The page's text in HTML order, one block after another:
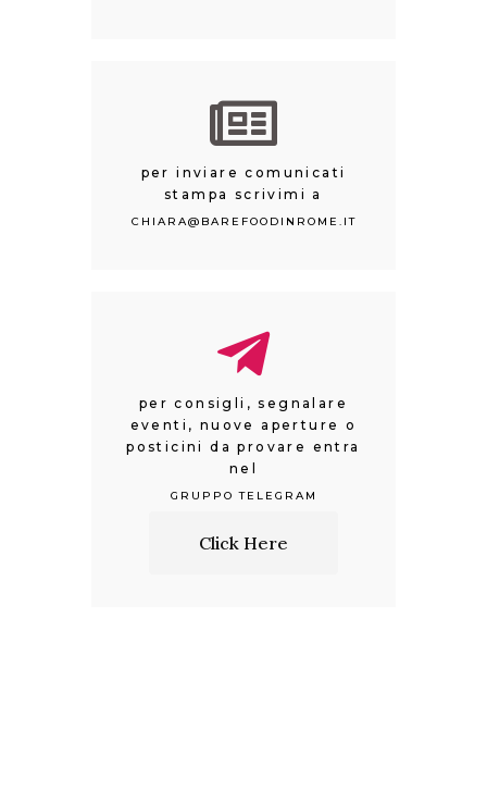
per inviare comunicati
stampa scrivimi a
CHIARA@BAREFOODINROME.IT
per consigli, segnalare
eventi, nuove aperture o
posticini da provare entra
nel
GRUPPO TELEGRAM
Click Here